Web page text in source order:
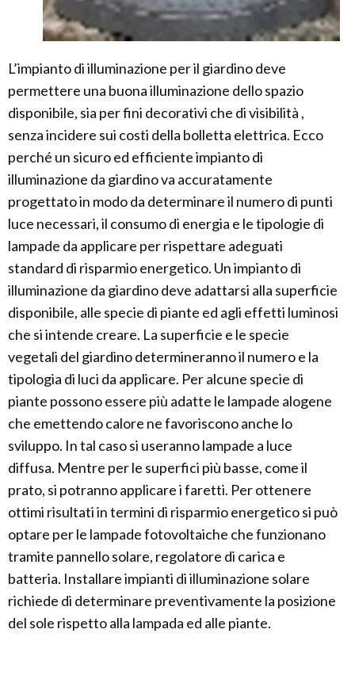
L’impianto di illuminazione per il giardino deve
permettere una buona illuminazione dello spazio
disponibile, sia per fini decorativi che di visibilità ,
senza incidere sui costi della bolletta elettrica. Ecco
perché un sicuro ed efficiente impianto di
illuminazione da giardino va accuratamente
progettato in modo da determinare il numero di punti
luce necessari, il consumo di energia e le tipologie di
lampade da applicare per rispettare adeguati
standard di risparmio energetico. Un impianto di
illuminazione da giardino deve adattarsi alla superficie
disponibile, alle specie di piante ed agli effetti luminosi
che si intende creare. La superficie e le specie
vegetali del giardino determineranno il numero e la
tipologia di luci da applicare. Per alcune specie di
piante possono essere più adatte le lampade alogene
che emettendo calore ne favoriscono anche lo
sviluppo. In tal caso si useranno lampade a luce
diffusa. Mentre per le superfici più basse, come il
prato, si potranno applicare i faretti. Per ottenere
ottimi risultati in termini di risparmio energetico si può
optare per le lampade fotovoltaiche che funzionano
tramite pannello solare, regolatore di carica e
batteria. Installare impianti di illuminazione solare
richiede di determinare preventivamente la posizione
del sole rispetto alla lampada ed alle piante.